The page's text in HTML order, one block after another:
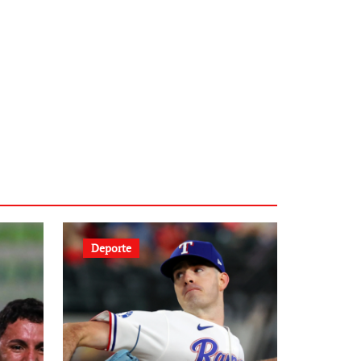
Deporte